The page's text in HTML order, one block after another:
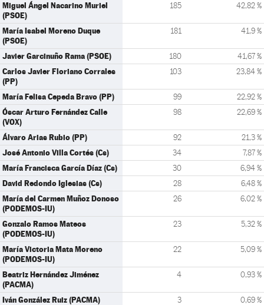
Miguel Ángel Nacarino Muriel
(PSOE)
185 42,82 %
María Isabel Moreno Duque
(PSOE)
181 41,9 %
Javier Garcinuño Rama (PSOE) 180 41,67 %
Carlos Javier Floriano Corrales
(PP)
103 23,84 %
María Felisa Cepeda Bravo (PP) 99 22,92 %
Óscar Arturo Fernández Calle
(VOX)
98 22,69 %
Álvaro Arias Rubio (PP) 92 21,3 %
José Antonio Villa Cortés (Cs) 34 7,87 %
María Francisca García Díaz (Cs) 30 6,94 %
David Redondo Iglesias (Cs) 28 6,48 %
María del Carmen Muñoz Donoso
(PODEMOS-IU)
26 6,02 %
Gonzalo Ramos Mateos
(PODEMOS-IU)
23 5,32 %
María Victoria Mata Moreno
(PODEMOS-IU)
22 5,09 %
Beatriz Hernández Jiménez
(PACMA)
4 0,93 %
Iván González Ruiz (PACMA) 3 0,69 %